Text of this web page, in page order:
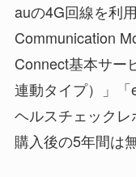
auの4G回線を利
Communication
Connect基本サー
連動タイプ）」
ヘルスチェック
購入後の5年間は